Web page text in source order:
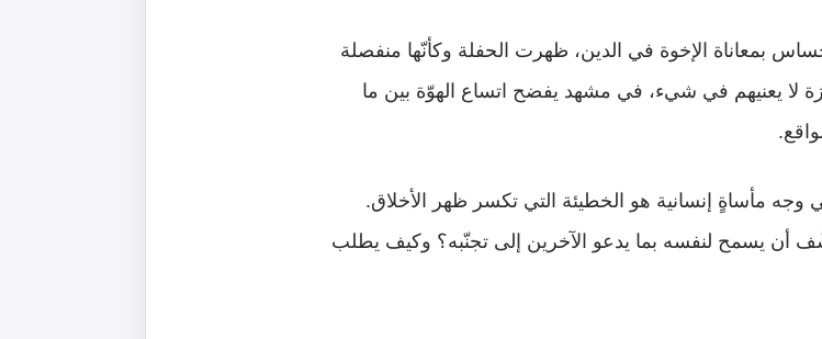
بمعاناة الإخوة في الدين، ظهرت الحفلة وكأنّها منفصلة
لا يعنيهم في شيء، في مشهد يفضح اتساع الهوّة بين ما
مأساةٍ إنسانية هو الخطيئة التي تكسر ظهر الأخلاق.
أن يسمح لنفسه بما يدعو الآخرين إلى تجنّبه؟ وكيف يطلب